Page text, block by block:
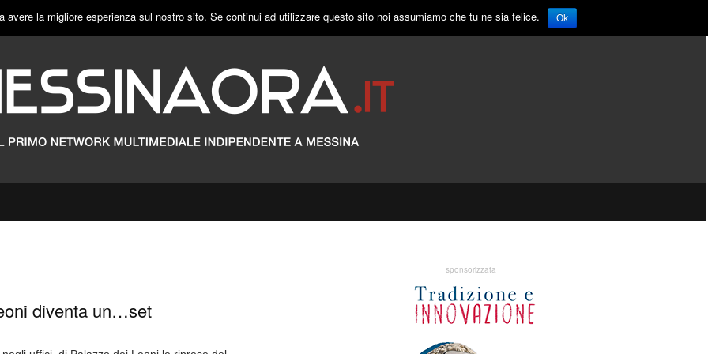
diventa un…set
sponsorizzata
la migliore esperienza sul nostro sito. Se continui ad utilizzare questo sito noi assumiamo che tu ne sia felice. Ok